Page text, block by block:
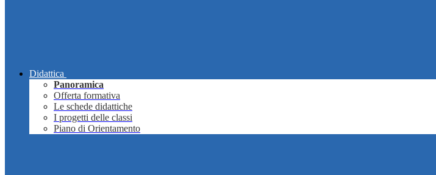
Didattica
Panoramica
Offerta formativa
Le schede didattiche
I progetti delle classi
Piano di Orientamento